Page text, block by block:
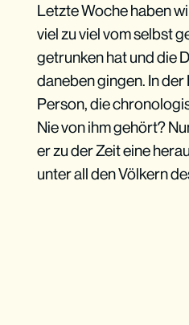
Letzte Woche haben
viel zu viel vom selbst
getrunken hat und die
daneben gingen. In
Person, die
Nie von ihm gehört?
er zu der Zeit eine
unter all den Völkern